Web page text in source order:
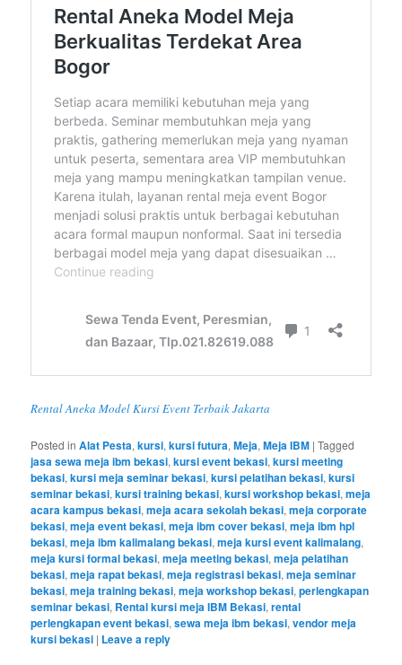
Rental Aneka Model Kursi Event Terbaik Jakarta
Posted in Alat Pesta,kursi,kursi futura,Meja,Meja IBM |Tagged
jasa sewa meja ibm bekasi,kursi event bekasi,kursi meeting
bekasi,kursi meja seminar bekasi,kursi pelatihan bekasi,kursi
seminar bekasi,kursi training bekasi,kursi workshop bekasi,meja
acara kampus bekasi,meja acara sekolah bekasi,meja corporate
bekasi,meja event bekasi,meja ibm cover bekasi,meja ibm hpl
bekasi,meja ibm kalimalang bekasi,meja kursi event kalimalang,
meja kursi formal bekasi,meja meeting bekasi,meja pelatihan
bekasi,meja rapat bekasi,meja registrasi bekasi,meja seminar
bekasi,meja training bekasi,meja workshop bekasi,perlengkapan
seminar bekasi, Rental kursi meja IBM Bekasi,rental
perlengkapan event bekasi,sewa meja ibm bekasi,vendor meja
kursi bekasi | Leave a reply